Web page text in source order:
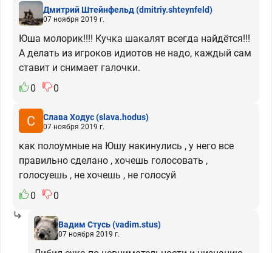
Дмитрий Штейнфельд(dmitriy.shteynfeld)
07 ноября 2019 г.
Юша молорик!!!! Кучка шакалят всегда найдётся!!!
А делать из игроков идиотов не надо, каждый сам
ставит и снимает галочки.
0
0
Слава Ходус(slava.hodus)
07 ноября 2019 г.
как полоумные на Юшу накинулись , у него все
правильно сделано , хочешь голосовать ,
голосуешь , не хочешь , не голосуй
0
0
Вадим Стусь(vadim.stus)
07 ноября 2019 г.